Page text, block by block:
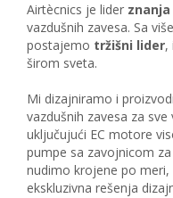
Airtècnics je lider
vazdušnih zavesa. Sa
postajemo tržišni lider,
širom sveta.
Mi dizajniramo i
vazdušnih zavesa za
uključujući EC motore
pumpe sa zavojnicom
nudimo krojene po meri,
ekskluzivna rešenja